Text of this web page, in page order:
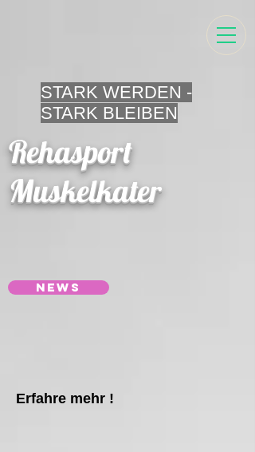
STARK WERDEN -
STARK BLEIBEN
Rehasport
Muskelkater
NEWS
Erfahre mehr !